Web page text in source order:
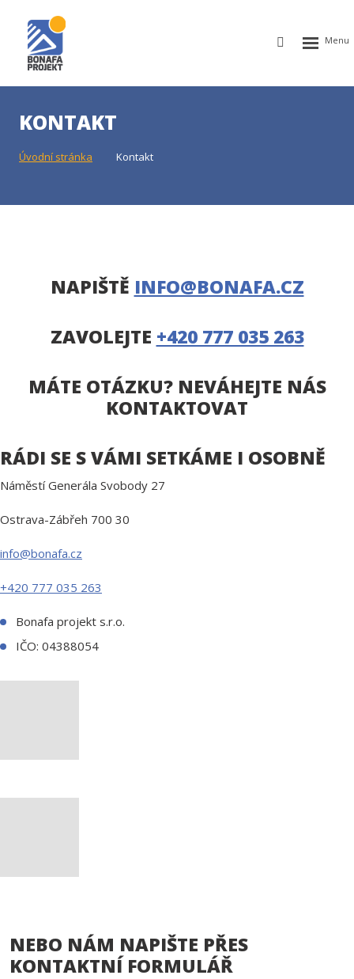
Vyhledávání
Rozbalení
menu
KONTAKT
Úvodní stránka Kontakt
NAPIŠTĚ INFO@BONAFA.CZ
ZAVOLEJTE +420 777 035 263
MÁTE OTÁZKU? NEVÁHEJTE NÁS
KONTAKTOVAT
RÁDI SE S VÁMI SETKÁME I OSOBNĚ
Náměstí Generála Svobody 27
Ostrava-Zábřeh 700 30
info@bonafa.cz
+420 777 035 263
Bonafa projekt s.r.o.
IČO: 04388054
NEBO NÁM NAPIŠTE PŘES
KONTAKTNÍ FORMULÁŘ